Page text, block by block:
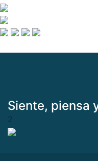
Siente, piensa
2